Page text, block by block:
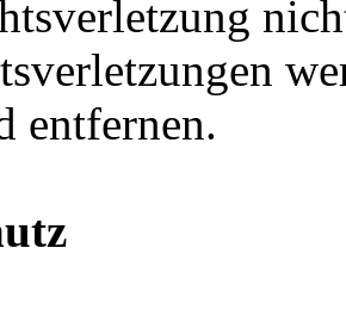
entfernen.